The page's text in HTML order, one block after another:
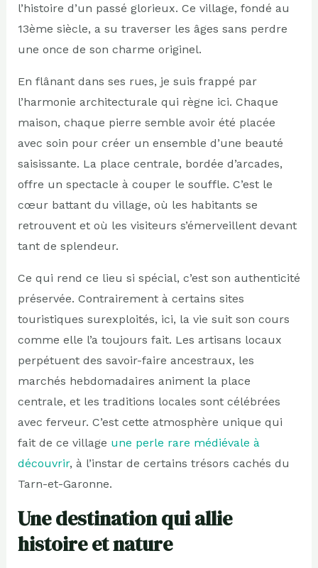
l’histoire d’un passé glorieux. Ce village, fondé au
13ème siècle, a su traverser les âges sans perdre
une once de son charme originel.
En flânant dans ses rues, je suis frappé par
l’harmonie architecturale qui règne ici. Chaque
maison, chaque pierre semble avoir été placée
avec soin pour créer un ensemble d’une beauté
saisissante. La place centrale, bordée d’arcades,
offre un spectacle à couper le souffle. C’est le
cœur battant du village, où les habitants se
retrouvent et où les visiteurs s’émerveillent devant
tant de splendeur.
Ce qui rend ce lieu si spécial, c’est son authenticité
préservée. Contrairement à certains sites
touristiques surexploités, ici, la vie suit son cours
comme elle l’a toujours fait. Les artisans locaux
perpétuent des savoir-faire ancestraux, les
marchés hebdomadaires animent la place
centrale, et les traditions locales sont célébrées
avec ferveur. C’est cette atmosphère unique qui
fait de ce village une perle rare médiévale à
découvrir, à l’instar de certains trésors cachés du
Tarn-et-Garonne.
Une destination qui allie
histoire et nature